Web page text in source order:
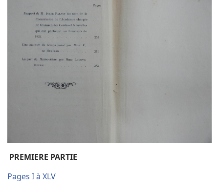
PREMIERE PARTIE
Pages I à XLV